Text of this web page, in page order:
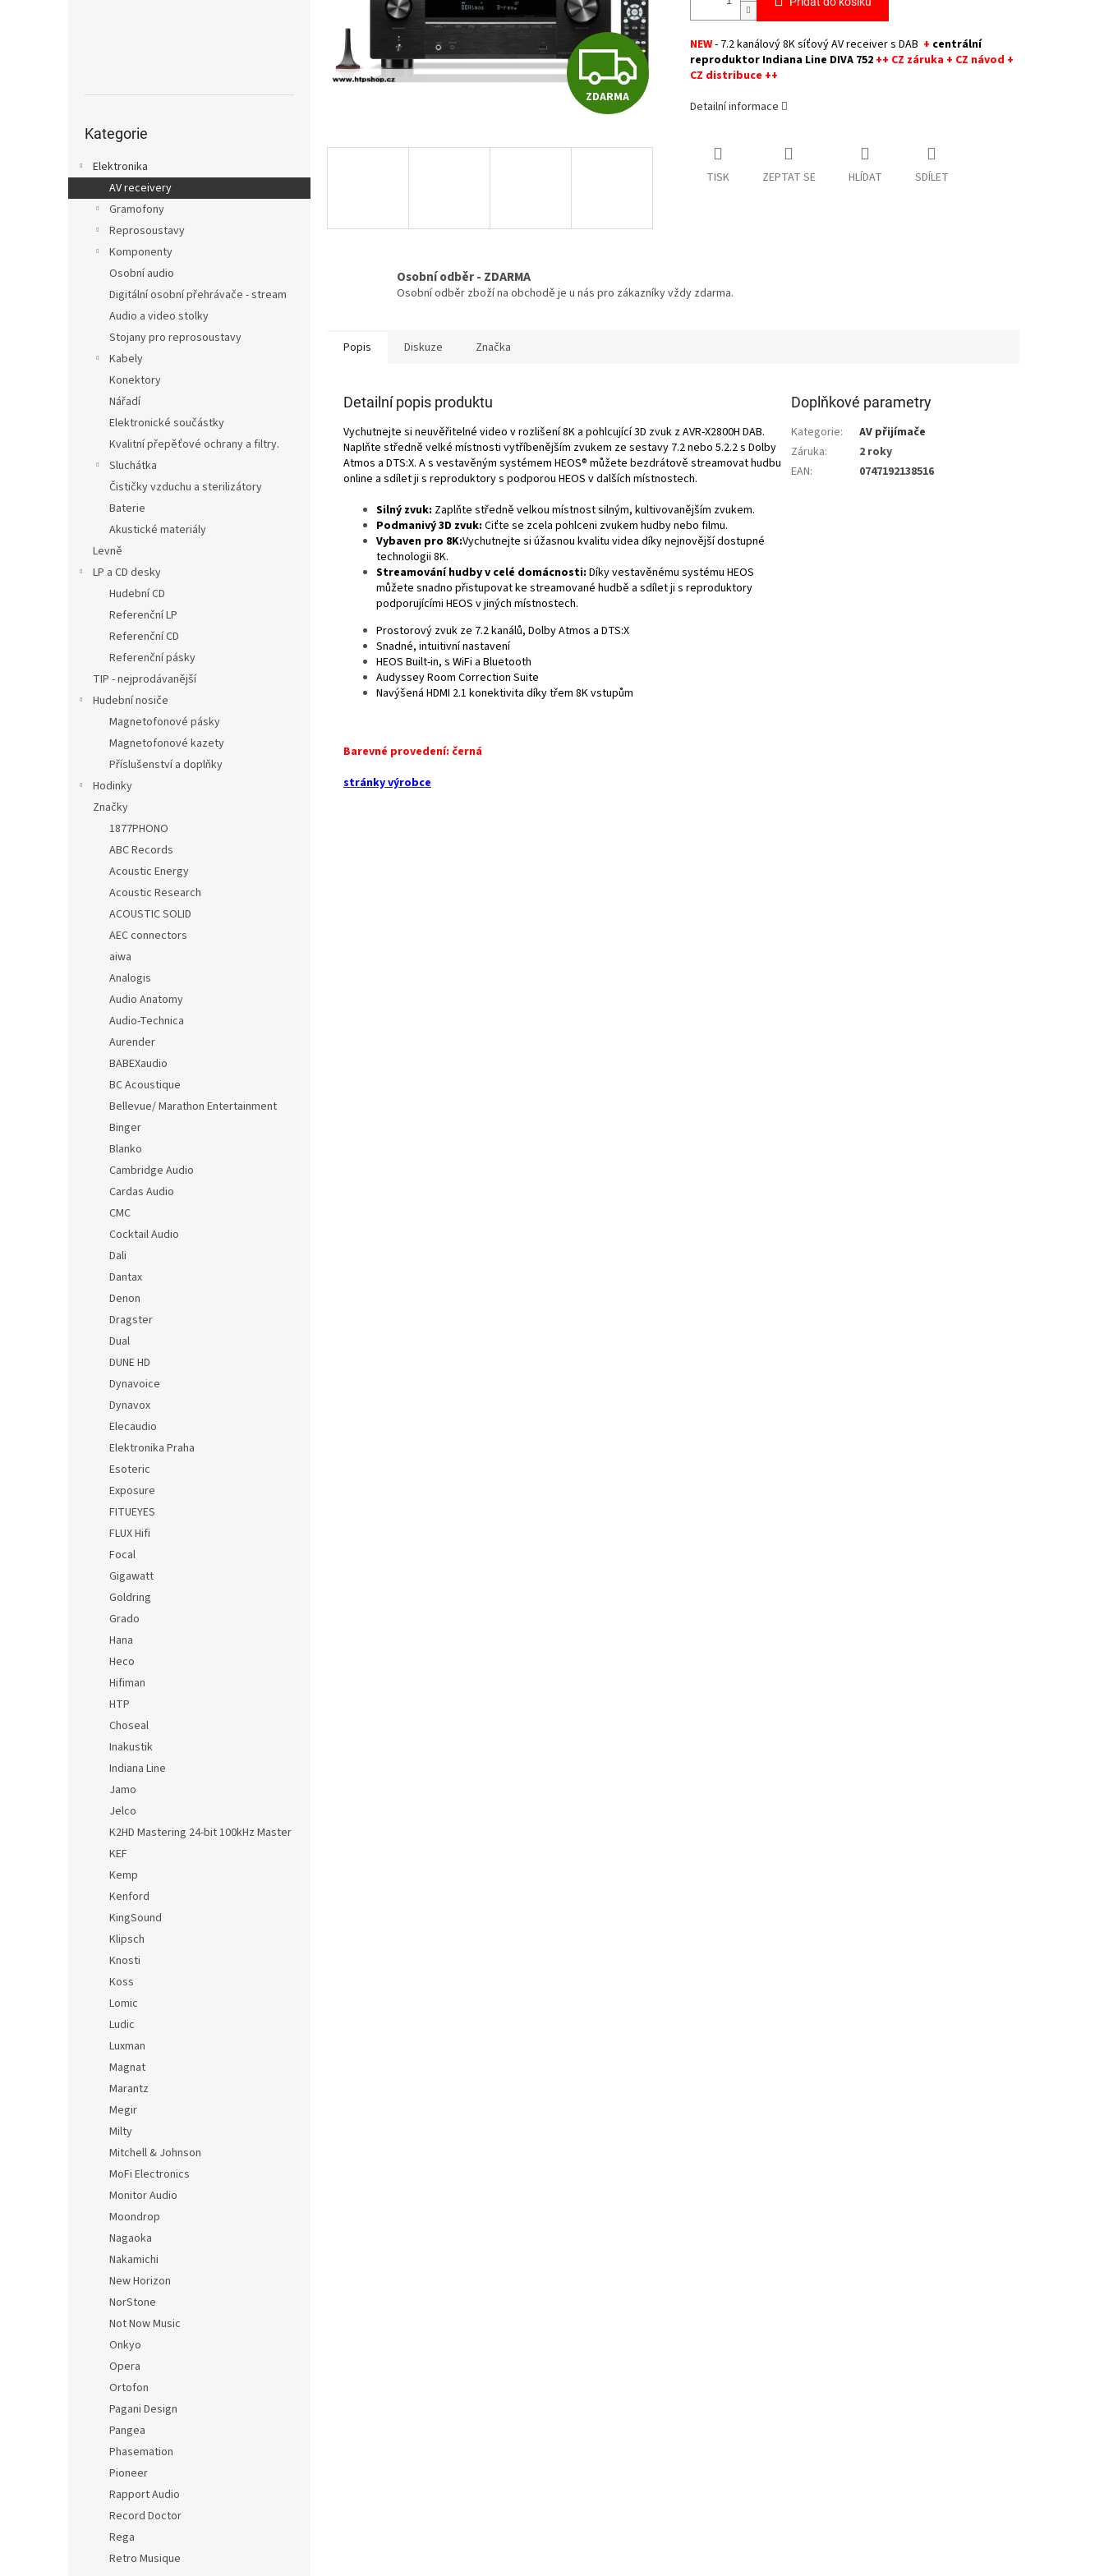
kategorie
Kategorie
Elektronika
AV receivery
Gramofony
Reprosoustavy
Komponenty
Osobní audio
Digitální osobní přehrávače - stream
Audio a video stolky
Stojany pro reprosoustavy
Kabely
Konektory
Nářadí
Elektronické součástky
Kvalitní přepěťové ochrany a filtry.
Sluchátka
Čističky vzduchu a sterilizátory
Baterie
Akustické materiály
Levně
LP a CD desky
Hudební CD
Referenční LP
Referenční CD
Referenční pásky
TIP - nejprodávanější
Hudební nosiče
Magnetofonové pásky
Magnetofonové kazety
Příslušenství a doplňky
Hodinky
Značky
1877PHONO
ABC Records
Acoustic Energy
Acoustic Research
ACOUSTIC SOLID
AEC connectors
aiwa
Analogis
Audio Anatomy
Audio-Technica
Aurender
BABEXaudio
BC Acoustique
Bellevue/ Marathon Entertainment
Binger
Blanko
Cambridge Audio
Cardas Audio
CMC
Cocktail Audio
Dali
Dantax
Denon
Dragster
Dual
DUNE HD
Dynavoice
Dynavox
Elecaudio
Elektronika Praha
Esoteric
Exposure
FITUEYES
FLUX Hifi
Focal
Gigawatt
Goldring
Grado
Hana
Heco
Hifiman
HTP
Choseal
Inakustik
Indiana Line
Jamo
Jelco
K2HD Mastering 24-bit 100kHz Master
KEF
Kemp
Kenford
KingSound
Klipsch
Knosti
Koss
Lomic
Ludic
Luxman
Magnat
Marantz
Megir
Milty
Mitchell & Johnson
MoFi Electronics
Monitor Audio
Moondrop
Nagaoka
Nakamichi
New Horizon
NorStone
Not Now Music
Onkyo
Opera
Ortofon
Pagani Design
Pangea
Phasemation
Pioneer
Rapport Audio
Record Doctor
Rega
Retro Musique
Z
D
R
M
ZDARMA
NEW- 7.2 kanálový 8K síťový AV receiver s DAB + centrální
reproduktor Indiana Line DIVA 752 ++ CZ záruka + CZ návod +
CZ distribuce ++
Detailní informace
TISK ZEPTAT SE HLÍDAT SDÍLET
Osobní odběr - ZDARMA
Osobní odběr zboží na obchodě je u nás pro zákazníky vždy zdarma.
Popis Diskuze Značka
Detailní popis produktu
Vychutnejte si neuvěřitelné video v rozlišení 8K a pohlcující 3D zvuk z AVR-X2800H DAB.
Naplňte středně velké místnosti vytříbenějším zvukem ze sestavy 7.2 nebo 5.2.2 s Dolby
Atmos a DTS:X. A s vestavěným systémem HEOS® můžete bezdrátově streamovat hudbu
online a sdílet ji s reproduktory s podporou HEOS v dalších místnostech.
Silný zvuk: Zaplňte středně velkou místnost silným, kultivovanějším zvukem.
Podmanivý 3D zvuk: Ciťte se zcela pohlceni zvukem hudby nebo filmu.
Vybaven pro 8K:Vychutnejte si úžasnou kvalitu videa díky nejnovější dostupné
technologii 8K.
Streamování hudby v celé domácnosti: Díky vestavěnému systému HEOS
můžete snadno přistupovat ke streamované hudbě a sdílet ji s reproduktory
podporujícími HEOS v jiných místnostech.
Prostorový zvuk ze 7.2 kanálů, Dolby Atmos a DTS:X
Snadné, intuitivní nastavení
HEOS Built-in, s WiFi a Bluetooth
Audyssey Room Correction Suite
Navýšená HDMI 2.1 konektivita díky třem 8K vstupům
Barevné provedení: černá
stránky výrobce
Doplňkové parametry
Kategorie:
AV přijímače
Záruka:
2 roky
EAN: 0747192138516